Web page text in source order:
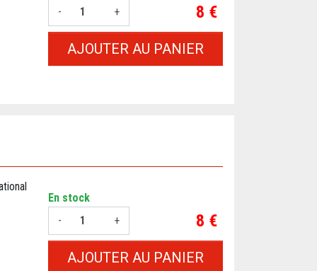
-
+ Prix
8 €
AJOUTER AU PANIER
En stock
-
+ Prix
8 €
AJOUTER AU PANIER